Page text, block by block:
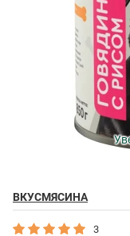
ВКУСМЯСИНА
3